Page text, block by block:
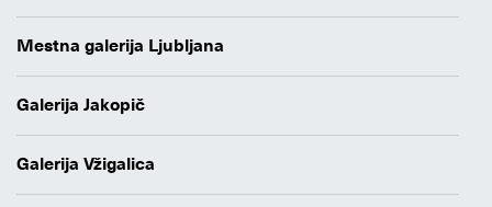
Mestna galerija Ljubljana
Galerija Jakopič
Galerija Vžigalica